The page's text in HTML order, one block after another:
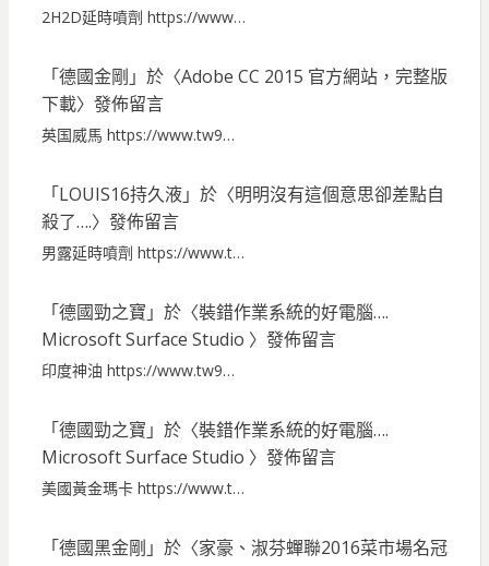
2H2D延時噴劑 https://www…
「德國金剛 」於〈Adobe CC 2015 官方網站，完整版
下載〉發佈留言
英国威馬 https://www.tw9…
「LOUIS16持久液」於〈明明沒有這個意思卻差點自
殺了….〉發佈留言
男露延時噴劑 https://www.t…
「德國勁之寶 」於〈裝錯作業系統的好電腦….
Microsoft Surface Studio 〉發佈留言
印度神油 https://www.tw9…
「德國勁之寶 」於〈裝錯作業系統的好電腦….
Microsoft Surface Studio 〉發佈留言
美國黃金瑪卡 https://www.t…
「德國黑金剛 」於〈家豪、淑芬蟬聯2016菜市場名冠